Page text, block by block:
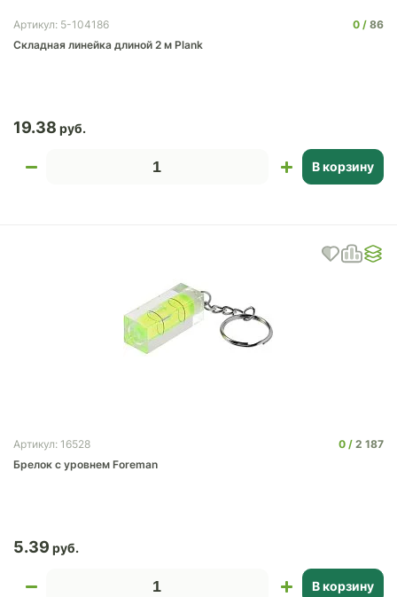
Артикул: 5-104186 0
86
Складная линейка длиной 2 м Plank
19.38
В корзину
Артикул: 16528 0
2 187
Брелок c уровнем Foreman
5.39
В корзину